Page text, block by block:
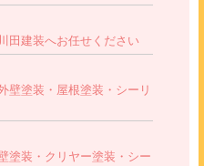
田建装へお任せください
壁塗装・屋根塗装・シーリ
塗装・クリヤー塗装・シー